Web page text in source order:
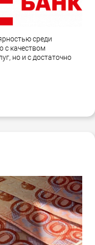
среди
с качеством
но и с достаточно